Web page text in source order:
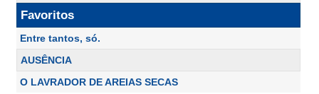
Favoritos
Entre tantos, só.
AUSÊNCIA
O LAVRADOR DE AREIAS SECAS